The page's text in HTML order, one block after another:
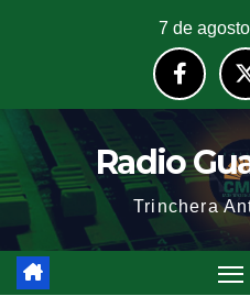
7 de
Radio
Trinchera